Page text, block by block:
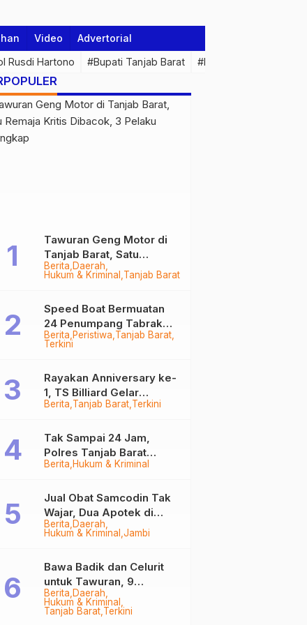
Video Advertorial
Rusdi Hartono #Bupati Tanjab Barat #Pemprov Jambi
Berita Daerah
Hukum & Kriminal Tanjab Barat
Tawuran Geng Motor di
Tanjab Barat, Satu
Remaja Kritis Dibacok, 3
Pelaku Ditangkap
Berita Peristiwa Tanjab Barat
Terkini
Speed Boat Bermuatan
24 Penumpang Tabrak
Togok di Kuala Tungkal,
Berita Tanjab Barat Terkini
Rayakan Anniversary ke-
1, TS Billiard Gelar
Turnamen 9 Ball
Berita Hukum & Kriminal
Tak Sampai 24 Jam,
Polres Tanjab Barat
Ringkus Komplotan
Tungkal
Berita Daerah
Hukum & Kriminal Jambi
Jual Obat Samcodin Tak
Wajar, Dua Apotek di
Tanjab Barat Disegel
Berita Daerah
Hukum & Kriminal
Tanjab Barat Terkini
Bawa Badik dan Celurit
untuk Tawuran, 9
Anggota Geng Motor di
Tanjab Barat Diringkus